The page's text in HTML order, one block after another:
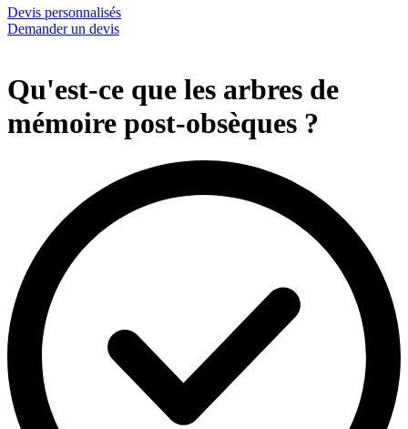
Devis personnalisés
Demander un devis
Qu'est-ce que les arbres de
mémoire post-obsèques ?